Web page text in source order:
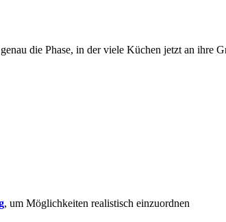
die Phase, in der viele Küchen jetzt an ihre
, um Möglichkeiten realistisch einzuordnen